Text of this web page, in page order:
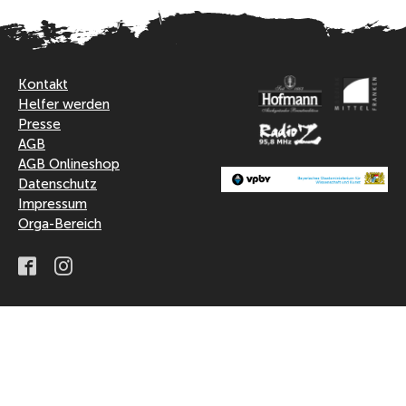
Kontakt
Helfer werden
Presse
AGB
AGB Onlineshop
Datenschutz
Impressum
Orga-Bereich